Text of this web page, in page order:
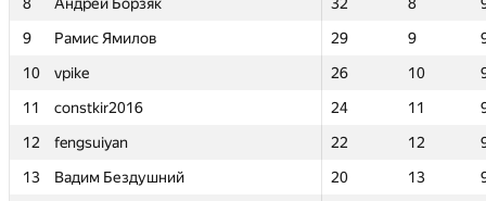
9
Рамис Ямилов 29 9
10
vpike 26 10
11
constkir2016 24 11
12
fengsuiyan 22 12
13
Вадим Бездушний 20 13
9
Рамис Ямилов 29 9
10
vpike 26 10
11
constkir2016 24 11
12
fengsuiyan 22 12
13
Вадим Бездушний 20 13